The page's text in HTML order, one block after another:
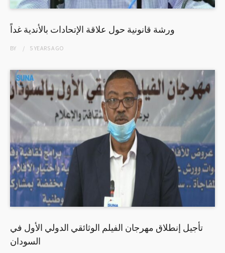
ورشة قانونية حول علاقة الإتحادات بالأندية غداً
BY 5 YEARSAGO
تأجيل إنطلاق مهرجان الفيلم الوثائقي الدولي الأول في
السودان